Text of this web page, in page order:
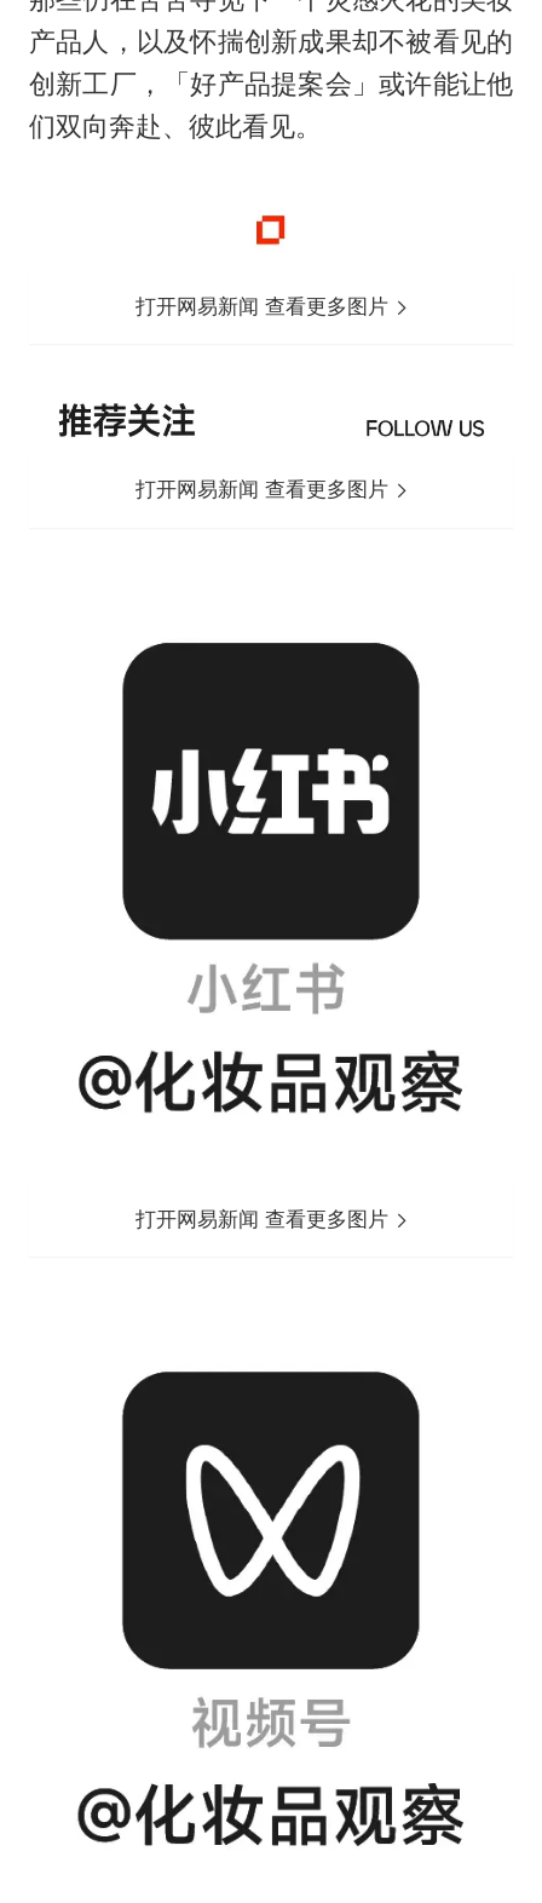
产品人，以及怀揣创新成果却不被看见的
创新工厂，「好产品提案会」或许能让他
们双向奔赴、彼此看见。
打开网易新闻 查看更多图片
打开网易新闻 查看更多图片
打开网易新闻 查看更多图片